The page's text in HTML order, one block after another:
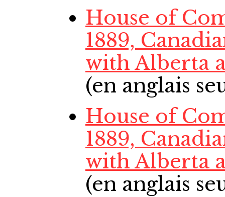
House of
1889,
with Alberta
(en anglais
House of
1889,
with Alberta
(en anglais